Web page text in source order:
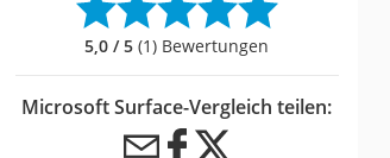
5,0 / 5 (1) Bewertungen
Microsoft Surface-Vergleich teilen: